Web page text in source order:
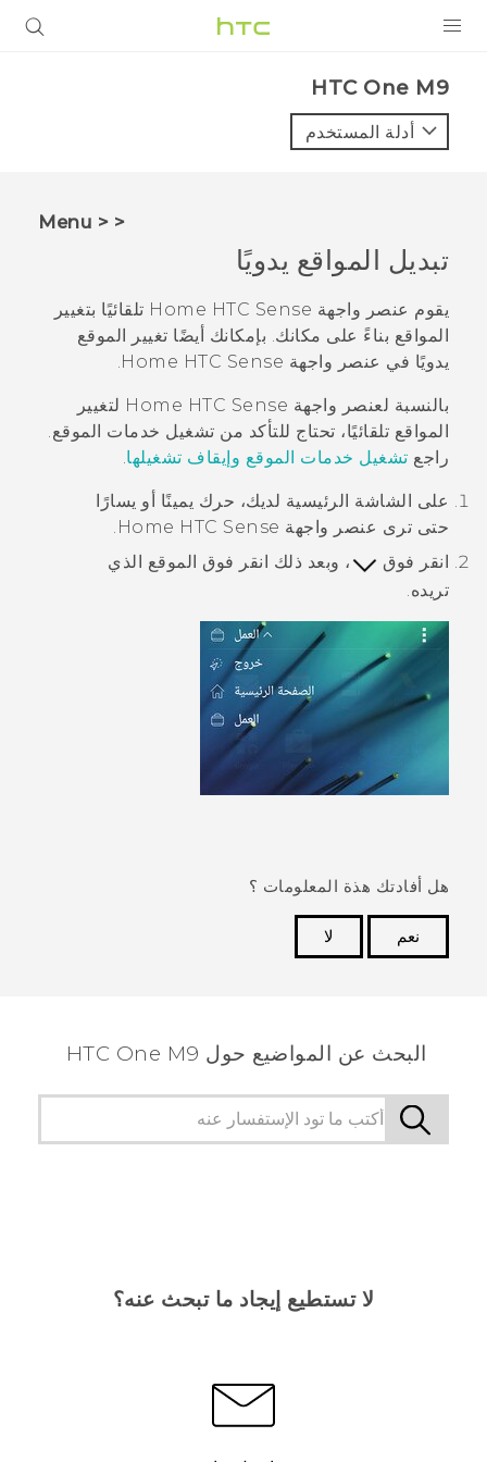
VIVE
VIVERSE
البرامج + التطبيقات
الدعم
أجهزة HTC والملحقات
HTC One M9‎
أدلة المستخدم
< < Menu
تبديل المواقع يدويًا
يقوم عنصر واجهة Home HTC Sense
تلقائيًا بتغيير
المواقع بناءً على مكانك. بإمكانك أيضًا تغيير الموقع
يدويًا في عنصر واجهة Home HTC Sense
.
بالنسبة لعنصر واجهة Home HTC Sense
لتغيير
المواقع تلقائيًا، تحتاج للتأكد من تشغيل خدمات الموقع.
راجع تشغيل خدمات الموقع وإيقاف تشغيلها.
على الشاشة الرئيسية لديك، حرك يمينًا أو يسارًا
حتى ترى عنصر واجهة Home HTC Sense
.
انقر فوق
، وبعد ذلك انقر فوق الموقع الذي
تريده.
هل أفادتك هذة المعلومات ؟
نعم
لا
البحث عن المواضيع حول HTC One M9
لا تستطيع إيجاد ما تبحث عنه؟